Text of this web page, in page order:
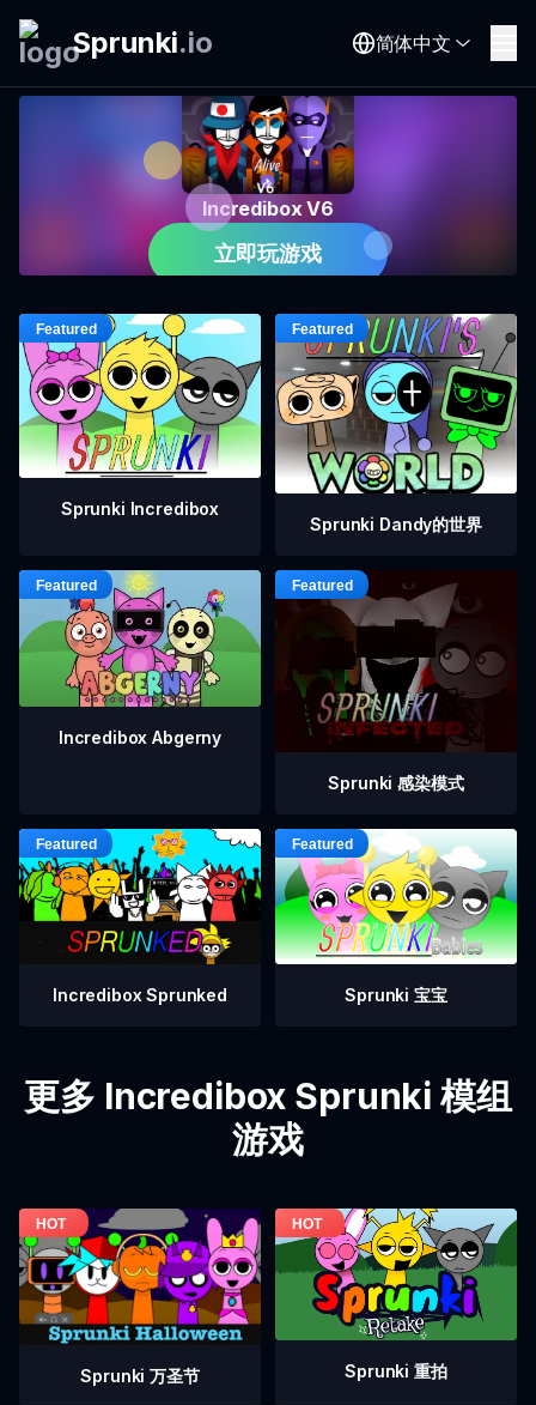
Sprunki.io 简体中文
Incredibox V6
立即玩游戏
Sprunki Incredibox
Sprunki Dandy的世界
Incredibox Abgerny
Sprunki 感染模式
Incredibox Sprunked Sprunki 宝宝
更多 Incredibox Sprunki 模组
游戏
Sprunki 万圣节 Sprunki 重拍